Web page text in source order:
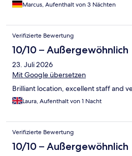
Marcus, Aufenthalt von 3 Nächten
Verifizierte Bewertung
10/10 – Außergewöhnlich
23. Juli 2026
Mit Google übersetzen
Brilliant location, excellent staff and
Laura, Aufenthalt von 1 Nacht
Verifizierte Bewertung
10/10 – Außergewöhnlich